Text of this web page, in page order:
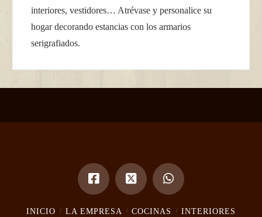
interiores, vestidores… Atrévase y personalice su
hogar decorando estancias con los armarios
serigrafiados.
INICIO LA EMPRESA COCINAS INTERIORES